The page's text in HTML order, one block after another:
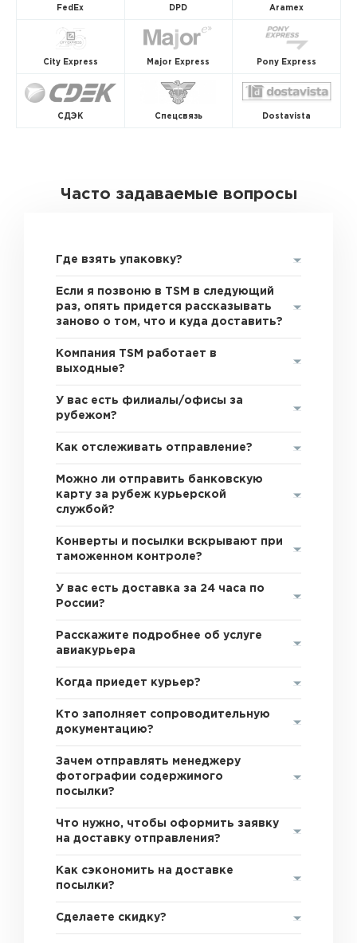
FedEx DPD Aramex
City Express Major Express Pony Express
СДЭК Спецсвязь Dostavista
Часто задаваемые вопросы
Где взять упаковку?
Если я позвоню в TSM в следующий
раз, опять придется рассказывать
заново о том, что и куда доставить?
Компания TSM работает в
выходные?
У вас есть филиалы/офисы за
рубежом?
Как отслеживать отправление?
Можно ли отправить банковскую
карту за рубеж курьерской
службой?
Конверты и посылки вскрывают при
таможенном контроле?
У вас есть доставка за 24 часа по
России?
Расскажите подробнее об услуге
авиакурьера
Когда приедет курьер?
Кто заполняет сопроводительную
документацию?
Зачем отправлять менеджеру
фотографии содержимого
посылки?
Что нужно, чтобы оформить заявку
на доставку отправления?
Как сэкономить на доставке
посылки?
Сделаете скидку?